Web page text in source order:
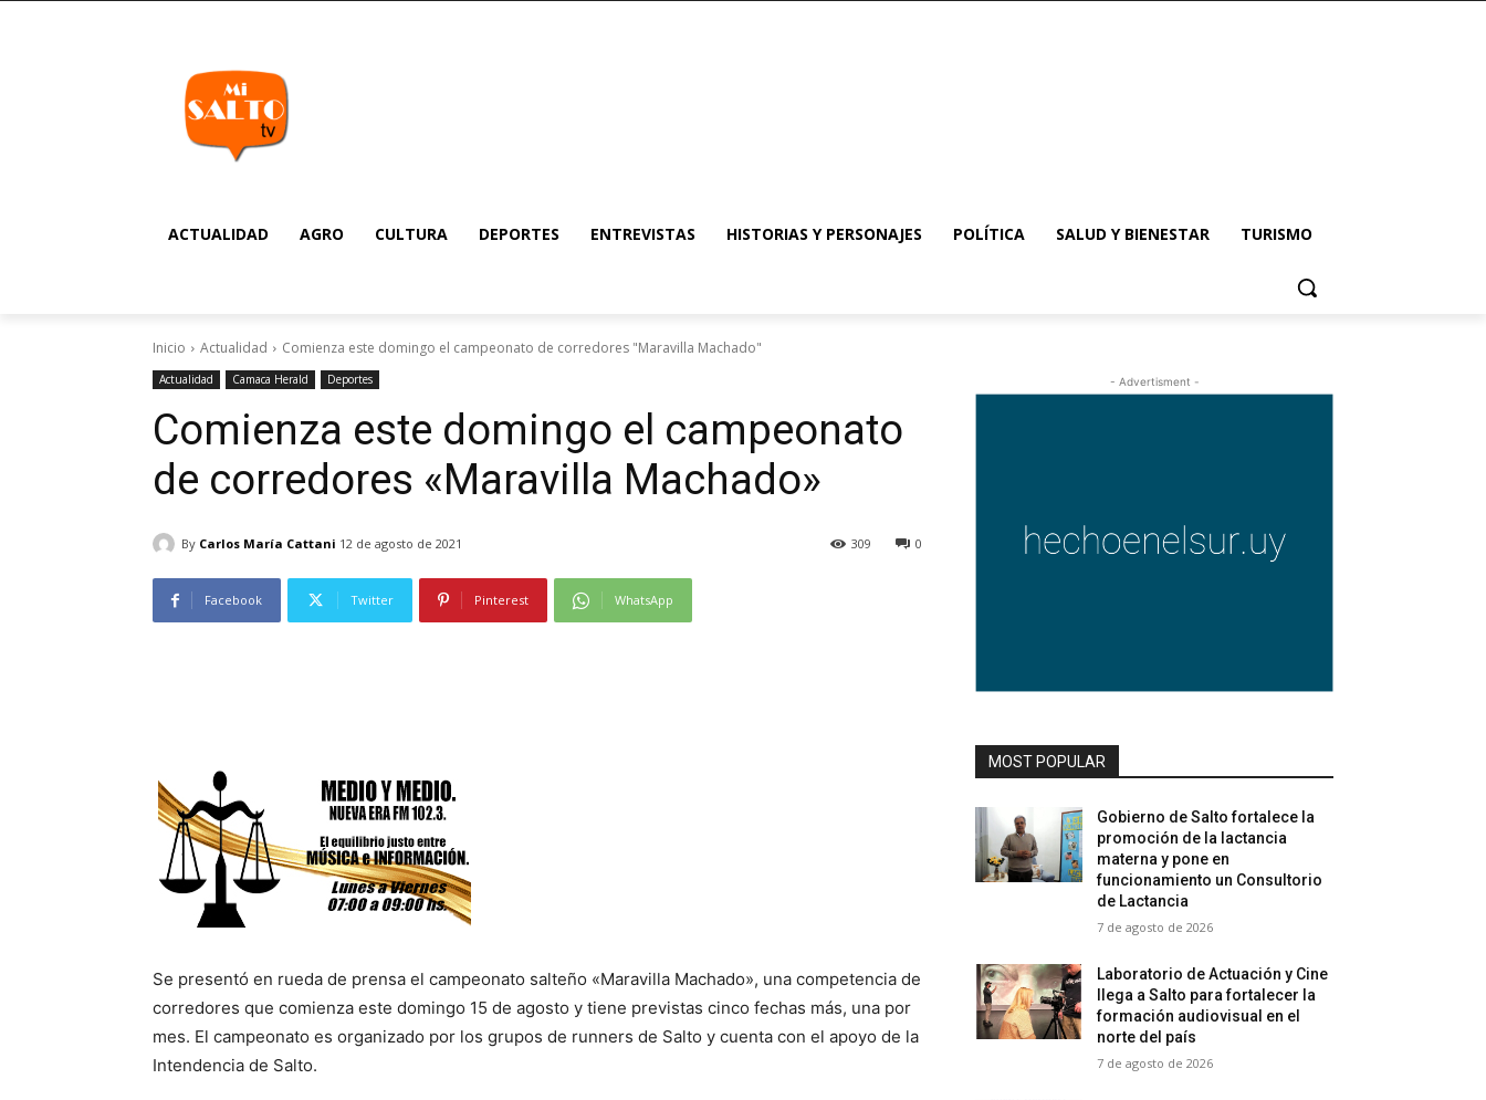
ACTUALIDAD AGRO CULTURA DEPORTES ENTREVISTAS HISTORIAS Y PERSONAJES POLÍTICA SALUD Y BIENESTAR TURISMO
Inicio Actualidad Comienza este domingo el campeonato de corredores "Maravilla Machado"
Actualidad Camaca Herald Deportes
Comienza este domingo el campeonato
de corredores «Maravilla Machado»
By Carlos María Cattani 12 de agosto de 2021 0
309
Facebook Twitter Pinterest WhatsApp
Se presentó en rueda de prensa el campeonato salteño «Maravilla Machado», una competencia de
corredores que comienza este domingo 15 de agosto y tiene previstas cinco fechas más, una por
mes. El campeonato es organizado por los grupos de runners de Salto y cuenta con el apoyo de la
Intendencia de Salto.
- Advertisment -
MOST POPULAR
Gobierno de Salto fortalece la
promoción de la lactancia
materna y pone en
funcionamiento un Consultorio
de Lactancia
7 de agosto de 2026
Laboratorio de Actuación y Cine
llega a Salto para fortalecer la
formación audiovisual en el
norte del país
7 de agosto de 2026